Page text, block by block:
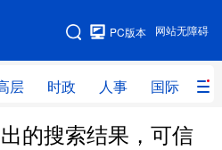
网站无障碍
PC版本
层 时政 人事 国际 财
站地图
时政 人事
的搜索结果，可信